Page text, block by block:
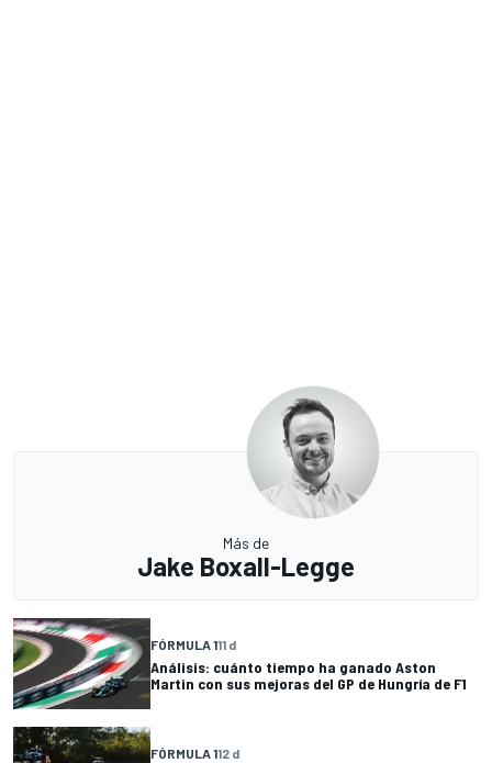
Más de
Jake Boxall-Legge
FÓRMULA 111 d
Análisis: cuánto tiempo ha ganado Aston
Martin con sus mejoras del GP de Hungría de F1
FÓRMULA 112 d